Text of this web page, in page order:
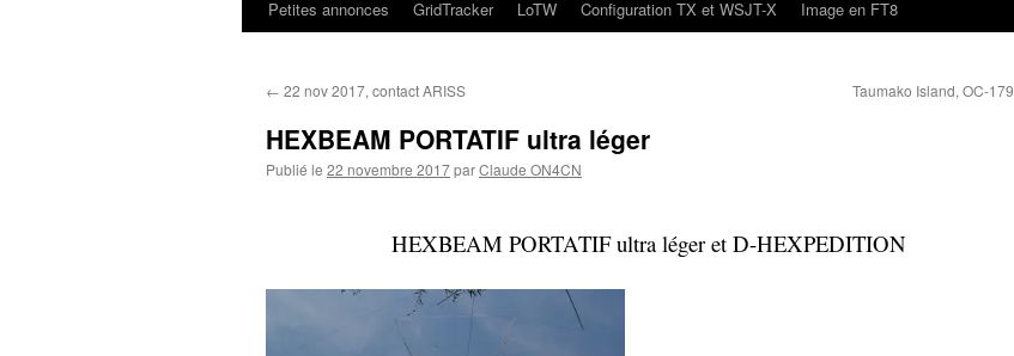
Petites annonces
GridTracker LoTW Configuration TX et WSJT-X Image en FT8
← 22 nov 2017, contact ARISS Taumako Island, OC-179
HEXBEAM PORTATIF ultra léger
Publié le 22 novembre 2017parClaude ON4CN
HEXBEAM PORTATIF ultra léger et D-HEXPEDITION